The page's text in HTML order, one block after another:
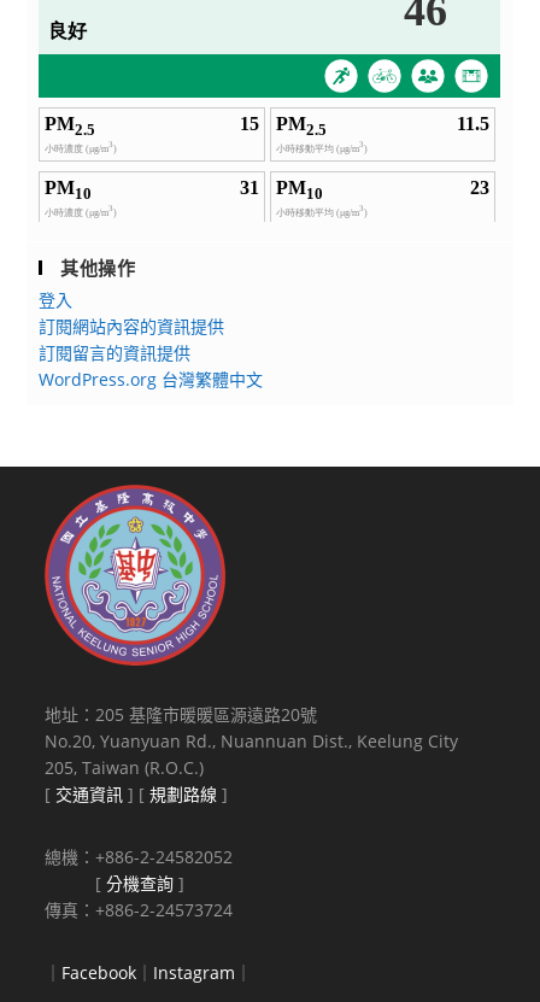
其他操作
登入
訂閱網站內容的資訊提供
訂閱留言的資訊提供
WordPress.org 台灣繁體中文
地址：205 基隆市暖暖區源遠路20號
No.20, Yuanyuan Rd., Nuannuan Dist., Keelung City
205, Taiwan (R.O.C.)
[ 交通資訊 ] [規劃路線 ]
總機：+886-2-24582052
[分機查詢 ]
傳真：+886-2-24573724
｜ Facebook ｜ Instagram ｜